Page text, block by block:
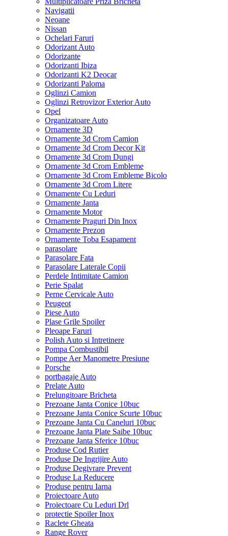
Navigatii
Neoane
Nissan
Ochelari Faruri
Odorizant Auto
Odorizante
Odorizanti Ibiza
Odorizanti K2 Deocar
Odorizanti Paloma
Oglinzi Camion
Oglinzi Retrovizor Exterior Auto
Opel
Organizatoare Auto
Ornamente 3D
Ornamente 3d Crom Camion
Ornamente 3d Crom Decor Kit
Ornamente 3d Crom Dungi
Ornamente 3d Crom Embleme
Ornamente 3d Crom Embleme Bicolo
Ornamente 3d Crom Litere
Ornamente Cu Leduri
Ornamente Janta
Ornamente Motor
Ornamente Praguri Din Inox
Ornamente Prezon
Ornamente Toba Esapament
parasolare
Parasolare Fata
Parasolare Laterale Copii
Perdele Intimitate Camion
Perie Spalat
Perne Cervicale Auto
Peugeot
Piese Auto
Plase Grile Spoiler
Pleoape Faruri
Polish Auto si Intretinere
Pompa Combustibil
Pompe Aer Manometre Presiune
Porsche
portbagaje Auto
Prelate Auto
Prelungitoare Bricheta
Prezoane Janta Conice 10buc
Prezoane Janta Conice Scurte 10buc
Prezoane Janta Cu Caneluri 10buc
Prezoane Janta Plate Saibe 10buc
Prezoane Janta Sferice 10buc
Produse Cod Rutier
Produse De Ingrijire Auto
Produse Degivrare Prevent
Produse La Reducere
Produse pentru Iarna
Proiectoare Auto
Proiectoare Cu Leduri Drl
protectie Spoiler Inox
Raclete Gheata
Range Rover